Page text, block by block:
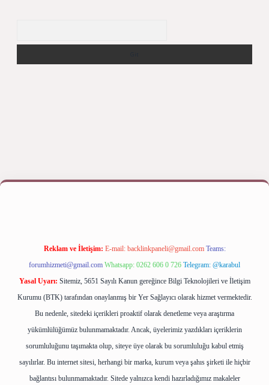
yapbetexper bahis
Reklam ve İletişim: E-mail: backlinkpaneli@gmail.com Teams:
forumhizmeti@gmail.com Whatsapp: 0262 606 0 726 Telegram: @karabul
Yasal Uyarı: Sitemiz, 5651 Sayılı Kanun gereğince Bilgi Teknolojileri ve İletişim
Kurumu (BTK) tarafından onaylanmış bir Yer Sağlayıcı olarak hizmet vermektedir.
Bu nedenle, sitedeki içerikleri proaktif olarak denetleme veya araştırma
yükümlülüğümüz bulunmamaktadır. Ancak, üyelerimiz yazdıkları içeriklerin
sorumluluğunu taşımakta olup, siteye üye olarak bu sorumluluğu kabul etmiş
sayılırlar. Bu internet sitesi, herhangi bir marka, kurum veya şahıs şirketi ile hiçbir
bağlantısı bulunmamaktadır. Sitede yalnızca kendi hazırladığımız makaleler